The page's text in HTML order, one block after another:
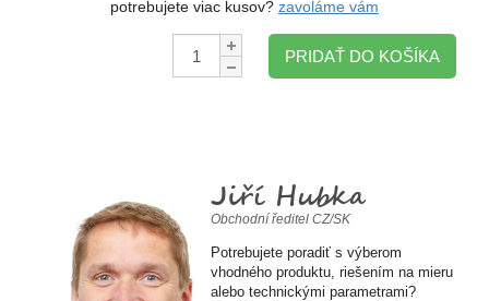
potrebujete viac kusov? zavoláme vám
Množstvo:
PRIDAŤ DO KOŠÍKA
Jiří Hubka
Obchodní ředitel CZ/SK
Potrebujete poradiť s výberom
vhodného produktu, riešením na mieru
alebo technickými parametrami?